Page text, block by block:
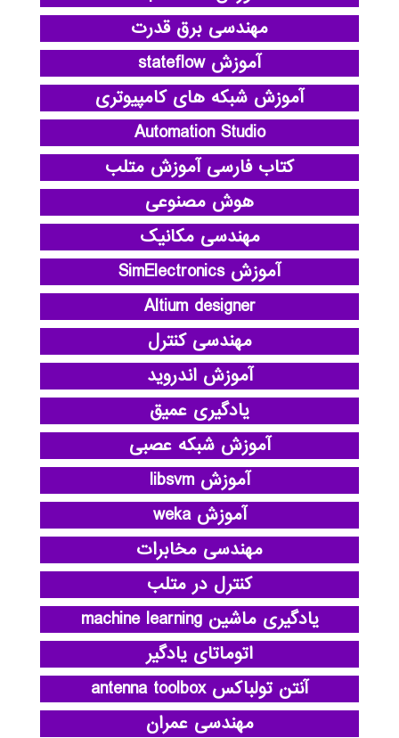
مهندسی برق قدرت
آموزش stateflow
آموزش شبکه های کامپیوتری
Automation Studio
کتاب فارسی آموزش متلب
هوش مصنوعی
مهندسی مکانیک
آموزش SimElectronics
Altium designer
مهندسی کنترل
آموزش اندروید
یادگیری عمیق
آموزش شبکه عصبی
آموزش libsvm
آموزش weka
مهندسی مخابرات
کنترل در متلب
یادگیری ماشین machine learning
اتوماتای یادگیر
آنتن تولباکس antenna toolbox
مهندسی عمران